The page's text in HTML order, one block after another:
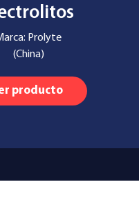
Prolyte
(China)
producto